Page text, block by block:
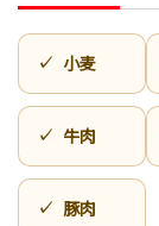
小麦
牛肉
豚肉